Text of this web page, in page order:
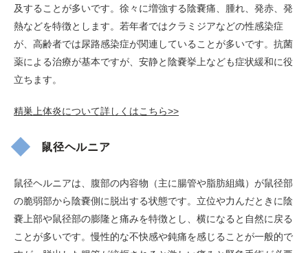
及することが多いです。徐々に増強する陰嚢痛、腫れ、発赤、発
熱などを特徴とします。若年者ではクラミジアなどの性感染症
が、高齢者では尿路感染症が関連していることが多いです。抗菌
薬による治療が基本ですが、安静と陰嚢挙上なども症状緩和に役
立ちます。
精巣上体炎について詳しくはこちら>>
鼠径ヘルニア
鼠径ヘルニアは、腹部の内容物（主に腸管や脂肪組織）が鼠径部
の脆弱部から陰嚢側に脱出する状態です。立位や力んだときに陰
嚢上部や鼠径部の膨隆と痛みを特徴とし、横になると自然に戻る
ことが多いです。慢性的な不快感や鈍痛を感じることが一般的で